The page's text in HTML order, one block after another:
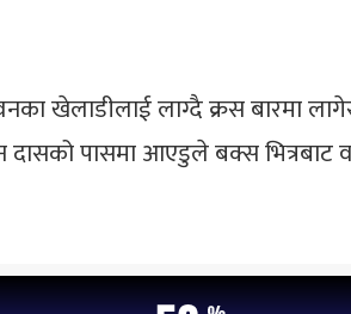
खेलाडीलाई लाग्दै क्रस बारमा
पासमा आएडुले बक्स भित्रबाट